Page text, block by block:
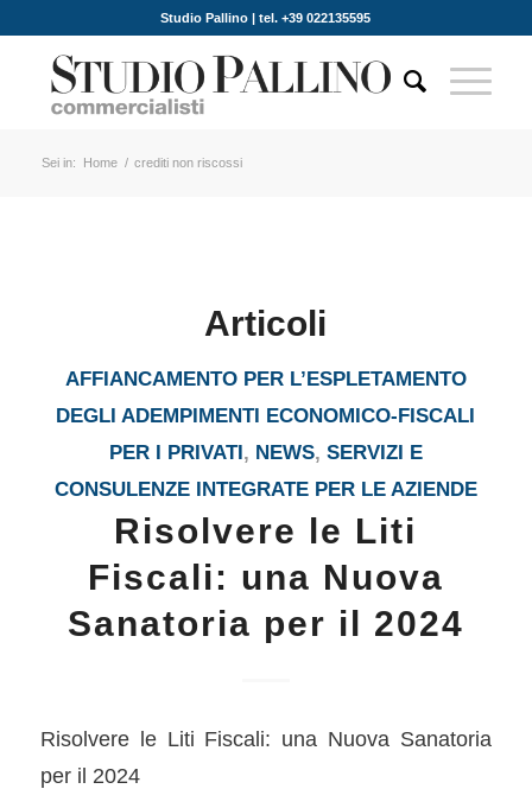
Studio Pallino | tel. +39 022135595
Sei in: Home / crediti non riscossi
Articoli
AFFIANCAMENTO PER L’ESPLETAMENTO
DEGLI ADEMPIMENTI ECONOMICO-FISCALI
PER I PRIVATI, NEWS, SERVIZI E
CONSULENZE INTEGRATE PER LE AZIENDE
Risolvere le Liti
Fiscali: una Nuova
Sanatoria per il 2024
Risolvere le Liti Fiscali: una Nuova Sanatoria
per il 2024